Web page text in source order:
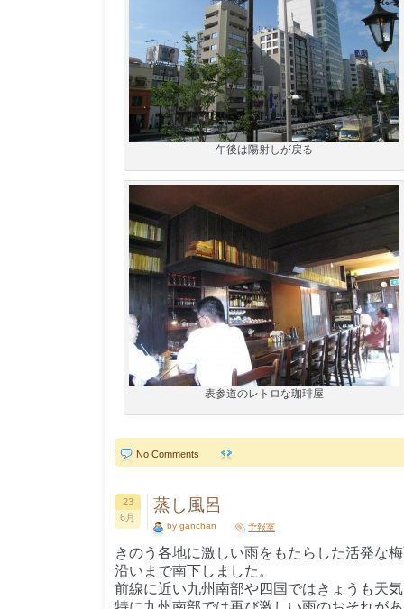
午後は陽射しが戻る
表参道のレトロな珈琲屋
No Comments
23
6月
蒸し風呂
by ganchan 予報室
きのう各地に激しい雨をもたらした活発な
沿いまで南下しました。
前線に近い九州南部や四国ではきょうも天